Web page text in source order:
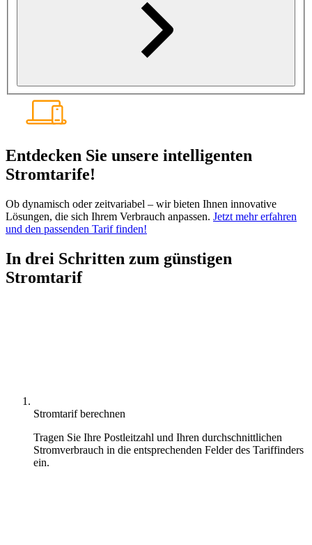
Entdecken Sie unsere intelligenten
Stromtarife!
Ob dynamisch oder zeitvariabel – wir bieten Ihnen innovative
Lösungen, die sich Ihrem Verbrauch anpassen. Jetzt mehr erfahren
und den passenden Tarif finden!
In drei Schritten zum günstigen
Stromtarif
Stromtarif berechnen
Tragen Sie Ihre Postleit­zahl und Ihren durchschnitt­lichen
Stromver­brauch in die entsprechenden Felder des Tarif­finders
ein.